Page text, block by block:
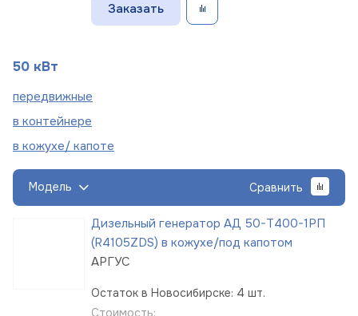
Заказать
50 кВт
передвижные
в контейнере
в кожухе/ капоте
Модель Сравнить
Дизельный генератор АД 50-Т400-1РП
(R4105ZDS) в кожухе/под капотом
АРГУС
Остаток в Новосибирске: 4 шт.
Стоимость: